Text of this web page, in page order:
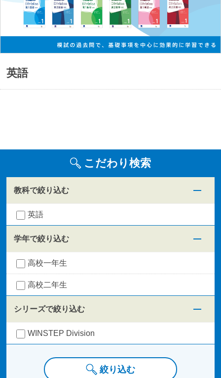
英語
こだわり検索
教科で絞り込む
英語
学年で絞り込む
高校一年生
高校二年生
シリーズで絞り込む
WINSTEP Division
絞り込む